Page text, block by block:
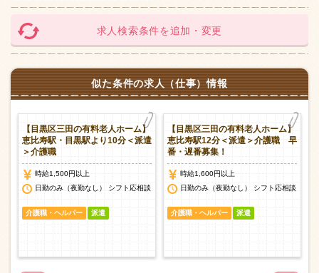
求人検索条件を追加・変更
似た条件の求人（仕事）情報
【目黒区三田の有料老人ホーム】
恵比寿駅・目黒駅より10分＜派遣
＞介護職
時給1,500円以上
日勤のみ（夜勤なし） シフト応相談
介護職・ヘルパー 派遣
【目黒区三田の有料老人ホーム】
恵比寿駅12分＜派遣＞介護職 早
番・遅番募集！
時給1,600円以上
日勤のみ（夜勤なし） シフト応相談
介護職・ヘルパー 派遣